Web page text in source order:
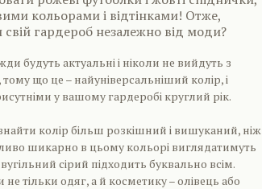
кольорами і відтінками! Отже,
гардероб незалежно від моди?
будуть актуальні і ніколи не вийдуть з
що це – найуніверсальніший колір, і
у вашому гардеробі круглий рік.
колір більш розкішний і вишуканий, ніж
шикарно в цьому кольорі виглядатимуть
сірий підходить буквально всім.
тільки одяг, а й косметику – олівець або